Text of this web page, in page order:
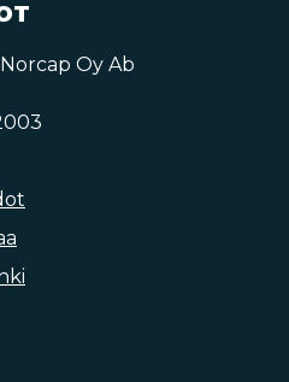
Oy Ab